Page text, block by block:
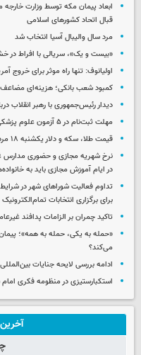
ابعاد پیمان مکه توسط وزارت خارجه
قبال اتحاد کشورهای اسلامی
مرد سال والیبال آسیا انتخاب شد
«بیست و یک»، سریالی با افراط در
اولیانوف: تنها راه موثر برای خروج
کمبود شعب بانکی؛ هزینه‌ای
دیدار رئیس‌جمهوری با رهبر انقلاب
مهلت ثبت‌نام در ۵ آزمون علوم پزشکی دوباره تمدید شد
قیمت طلا، سکه و دلار یکشنبه ۱۸ مرداد ۱۴۰۵
نرخ شهریه مجازی و حضوری مدارس
در ایام آموزش مجازی باید به
تداوم فعالیت شوراهای شهر در
برای برگزاری انتخابات تمام‌الکترونیک
تاکید چمران بر الزامات پدافند
«حمله به یکی، حمله به همه»؛
می‌کند؟
ادامه بررسی لایحه جنایات
استکبارستیزی در منظومه فکری